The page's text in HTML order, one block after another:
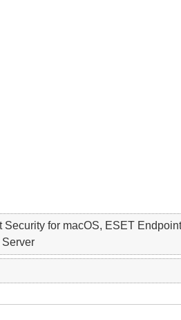
for macOS, ESET